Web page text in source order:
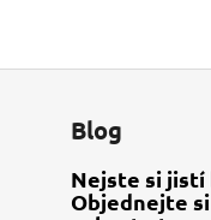
Blog
Nejste si jistí
Objednejte